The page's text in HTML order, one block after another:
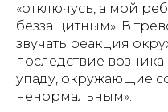
«отключусь, а мой
беззащитным». В
звучать реакция
последствие
упаду, окружающие
ненормальным».